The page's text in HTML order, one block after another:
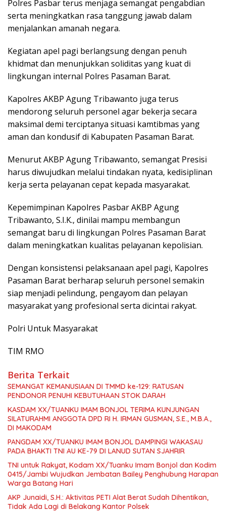
Polres Pasbar terus menjaga semangat pengabdian
serta meningkatkan rasa tanggung jawab dalam
menjalankan amanah negara.
Kegiatan apel pagi berlangsung dengan penuh
khidmat dan menunjukkan soliditas yang kuat di
lingkungan internal Polres Pasaman Barat.
Kapolres AKBP Agung Tribawanto juga terus
mendorong seluruh personel agar bekerja secara
maksimal demi terciptanya situasi kamtibmas yang
aman dan kondusif di Kabupaten Pasaman Barat.
Menurut AKBP Agung Tribawanto, semangat Presisi
harus diwujudkan melalui tindakan nyata, kedisiplinan
kerja serta pelayanan cepat kepada masyarakat.
Kepemimpinan Kapolres Pasbar AKBP Agung
Tribawanto, S.I.K., dinilai mampu membangun
semangat baru di lingkungan Polres Pasaman Barat
dalam meningkatkan kualitas pelayanan kepolisian.
Dengan konsistensi pelaksanaan apel pagi, Kapolres
Pasaman Barat berharap seluruh personel semakin
siap menjadi pelindung, pengayom dan pelayan
masyarakat yang profesional serta dicintai rakyat.
Polri Untuk Masyarakat
TIM RMO
Berita Terkait
SEMANGAT KEMANUSIAAN DI TMMD ke-129: RATUSAN
PENDONOR PENUHI KEBUTUHAAN STOK DARAH
KASDAM XX/TUANKU IMAM BONJOL TERIMA KUNJUNGAN
SILATURAHMI ANGGOTA DPD RI H. IRMAN GUSMAN, S.E., M.B.A.,
DI MAKODAM
PANGDAM XX/TUANKU IMAM BONJOL DAMPINGI WAKASAU
PADA BHAKTI TNI AU KE-79 DI LANUD SUTAN SJAHRIR
TNI untuk Rakyat, Kodam XX/Tuanku Imam Bonjol dan Kodim
0415/Jambi Wujudkan Jembatan Bailey Penghubung Harapan
Warga Batang Hari
AKP Junaidi, S.H.: Aktivitas PETI Alat Berat Sudah Dihentikan,
Tidak Ada Lagi di Belakang Kantor Polsek